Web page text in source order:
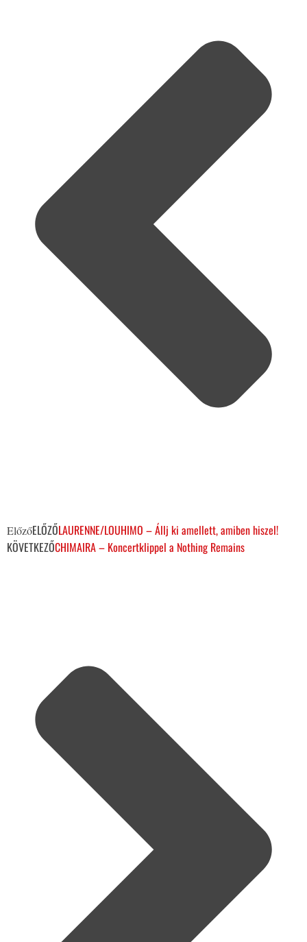
ElőzőELŐZŐLAURENNE/LOUHIMO – Állj ki amellett, amiben hiszel!
KÖVETKEZŐCHIMAIRA – Koncertklippel a Nothing Remains